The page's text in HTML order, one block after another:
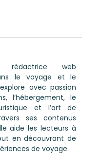
web
le voyage et le
avec passion
l’hébergement, le
et l’art de
ses contenus
aide les lecteurs à
en découvrant de
de voyage.